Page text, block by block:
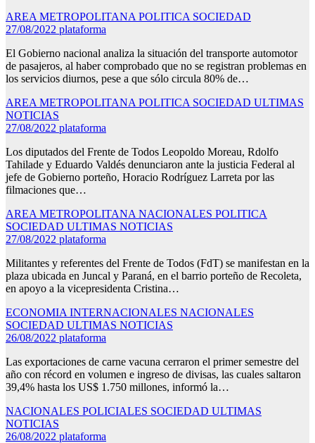
AREA METROPOLITANA POLITICA SOCIEDAD
27/08/2022 plataforma
El Gobierno nacional analiza la situación del transporte automotor
de pasajeros, al haber comprobado que no se registran problemas en
los servicios diurnos, pese a que sólo circula 80% de…
AREA METROPOLITANA POLITICA SOCIEDAD ULTIMAS
NOTICIAS
27/08/2022 plataforma
Los diputados del Frente de Todos Leopoldo Moreau, Rdolfo
Tahilade y Eduardo Valdés denunciaron ante la justicia Federal al
jefe de Gobierno porteño, Horacio Rodríguez Larreta por las
filmaciones que…
AREA METROPOLITANA NACIONALES POLITICA
SOCIEDAD ULTIMAS NOTICIAS
27/08/2022 plataforma
Militantes y referentes del Frente de Todos (FdT) se manifestan en la
plaza ubicada en Juncal y Paraná, en el barrio porteño de Recoleta,
en apoyo a la vicepresidenta Cristina…
ECONOMIA INTERNACIONALES NACIONALES
SOCIEDAD ULTIMAS NOTICIAS
26/08/2022 plataforma
Las exportaciones de carne vacuna cerraron el primer semestre del
año con récord en volumen e ingreso de divisas, las cuales saltaron
39,4% hasta los US$ 1.750 millones, informó la…
NACIONALES POLICIALES SOCIEDAD ULTIMAS
NOTICIAS
26/08/2022 plataforma